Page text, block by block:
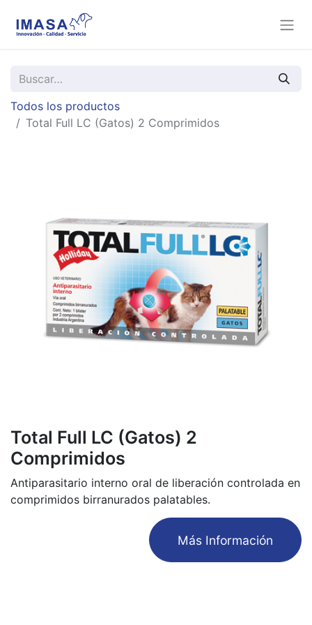
Todos los productos
Total Full LC (Gatos) 2 Comprimidos
Total Full LC (Gatos) 2
Comprimidos
Antiparasitario interno oral de liberación controlada en
comprimidos birranurados palatables.
​Más Información